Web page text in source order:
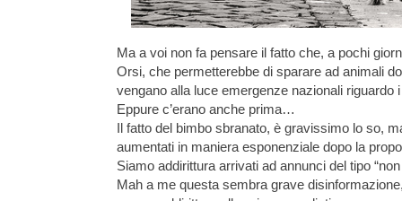
Ma a voi non fa pensare il fatto che, a pochi
Orsi, che permetterebbe di sparare ad animali
vengano alla luce emergenze nazionali riguardo
Eppure c’erano anche prima…
Il fatto del bimbo sbranato, è gravissimo lo so,
aumentati in maniera esponenziale dopo la
Siamo addirittura arrivati ad annunci del tipo
Mah a me questa sembra grave